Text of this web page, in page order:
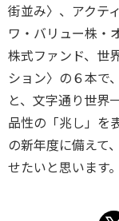
街並み〉、アクテ
ワ・バリュー株・
株式ファンド、世
ション〉の６本で
と、文字通り世界
品性の「兆し」を
の新年度に備えて
せたいと思います。